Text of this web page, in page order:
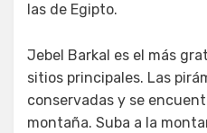
las de Egipto.
Jebel Barkal es el más
sitios principales. Las
conservadas y se
montaña. Suba a la